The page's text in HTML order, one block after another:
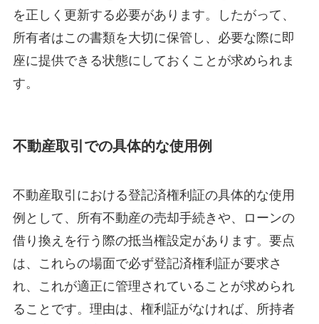
を正しく更新する必要があります。したがって、
所有者はこの書類を大切に保管し、必要な際に即
座に提供できる状態にしておくことが求められま
す。
不動産取引での具体的な使用例
不動産取引における登記済権利証の具体的な使用
例として、所有不動産の売却手続きや、ローンの
借り換えを行う際の抵当権設定があります。要点
は、これらの場面で必ず登記済権利証が要求さ
れ、これが適正に管理されていることが求められ
ることです。理由は、権利証がなければ、所持者